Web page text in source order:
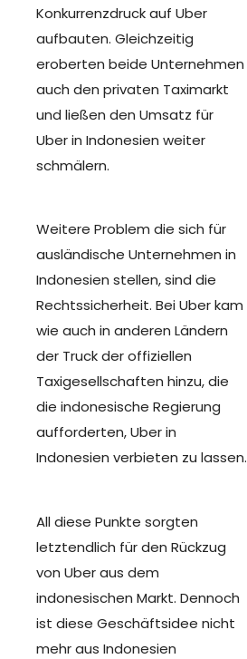
Konkurrenzdruck auf Uber
aufbauten. Gleichzeitig
eroberten beide Unternehmen
auch den privaten Taximarkt
und ließen den Umsatz für
Uber in Indonesien weiter
schmälern.
Weitere Problem die sich für
ausländische Unternehmen in
Indonesien stellen, sind die
Rechtssicherheit. Bei Uber kam
wie auch in anderen Ländern
der Truck der offiziellen
Taxigesellschaften hinzu, die
die indonesische Regierung
aufforderten, Uber in
Indonesien verbieten zu lassen.
All diese Punkte sorgten
letztendlich für den Rückzug
von Uber aus dem
indonesischen Markt. Dennoch
ist diese Geschäftsidee nicht
mehr aus Indonesien